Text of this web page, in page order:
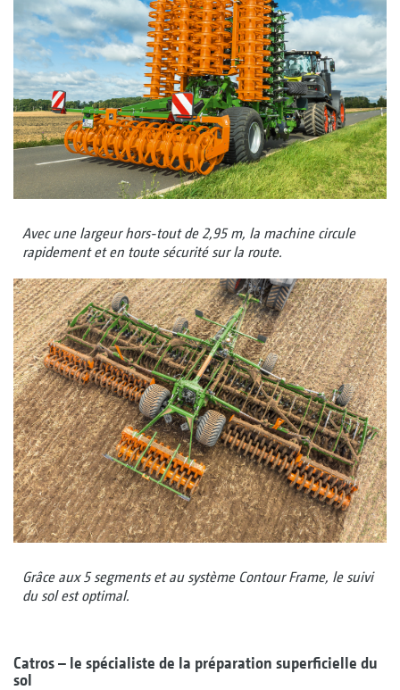
Avec une largeur hors-tout de 2,95 m, la machine circule
rapidement et en toute sécurité sur la route.
Grâce aux 5 segments et au système Contour Frame, le suivi
du sol est optimal.
Catros – le spécialiste de la préparation superficielle du
sol